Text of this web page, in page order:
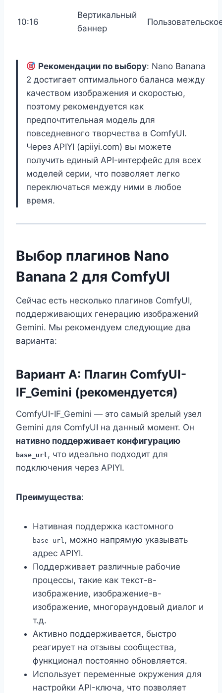
10:16
Вертикальный
баннер
Рекомендации по выбору: Nano Banana
2 достигает оптимального баланса между
качеством изображения и скоростью,
поэтому рекомендуется как
предпочтительная модель для
повседневного творчества в ComfyUI.
Через APIYI (apiiyi.com) вы можете
получить единый API-интерфейс для всех
моделей серии, что позволяет легко
переключаться между ними в любое
время.
Выбор плагинов Nano
Banana 2 для ComfyUI
Сейчас есть несколько плагинов ComfyUI,
поддерживающих генерацию изображений
Gemini. Мы рекомендуем следующие два
варианта:
Вариант A: Плагин ComfyUI-
IF_Gemini (рекомендуется)
ComfyUI-IF_Gemini — это самый зрелый узел
Gemini для ComfyUI на данный момент. Он
нативно поддерживает конфигурацию
base_url, что идеально подходит для
подключения через APIYI.
Преимущества:
Нативная поддержка кастомного
base_url, можно напрямую указывать
адрес APIYI.
Поддерживает различные рабочие
процессы, такие как текст-в-
изображение, изображение-в-
изображение, многораундовый диалог и
т.д.
Активно поддерживается, быстро
реагирует на отзывы сообщества,
функционал постоянно обновляется.
Использует переменные окружения для
настройки API-ключа, что позволяет